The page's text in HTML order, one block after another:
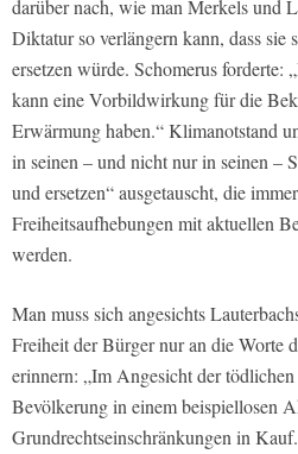
darüber nach, wie man Merkels und
Diktatur so verlängern kann, dass
ersetzen würde. Schomerus forderte:
kann eine Vorbildwirkung für die
Erwärmung haben.“ Klimanotstand
in seinen – und nicht nur in seinen –
und ersetzen“ ausgetauscht, die
Freiheitsaufhebungen mit aktuellen
werden.
Man muss sich angesichts
Freiheit der Bürger nur an die Worte
erinnern: „Im Angesicht der
Bevölkerung in einem beispiellosen
Grundrechtseinschränkungen in